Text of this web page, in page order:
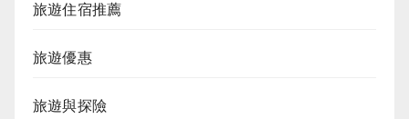
旅遊住宿推薦
旅遊優惠
旅遊與探險